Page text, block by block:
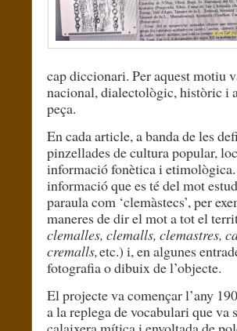
cap diccionari. Per aquest motiu
nacional, dialectològic, històric i
peça.
En cada article, a banda de les
pinzellades de cultura popular,
informació fonètica i
informació que es té del mot
paraula com ‘clemàstecs’, per
maneres de dir el mot a tot el
clemalles, clemalls, clemastres,
cremalls,etc.) i, en algunes
fotografia o dibuix de l’objecte.
El projecte va començar l’any
a la replega de vocabulari que